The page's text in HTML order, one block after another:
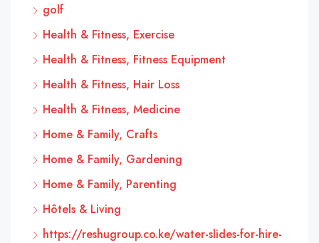
golf
Health & Fitness, Exercise
Health & Fitness, Fitness Equipment
Health & Fitness, Hair Loss
Health & Fitness, Medicine
Home & Family, Crafts
Home & Family, Gardening
Home & Family, Parenting
Hôtels & Living
https://reshugroup.co.ke/water-slides-for-hire-